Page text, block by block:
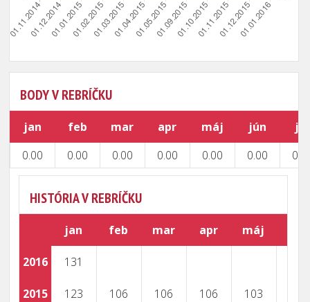
BODY V REBRÍČKU
jan feb mar apr máj jún
júl
0.00
0.00 0.00 0.00 0.00 0.00
HISTÓRIA V REBRÍČKU
jan feb mar apr máj
2016 131
2015 123 106 106 106 103